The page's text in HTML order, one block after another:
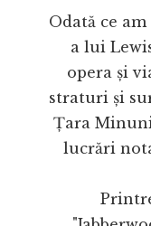
Odată ce
a lui
opera și
straturi și
Țara
lucrări